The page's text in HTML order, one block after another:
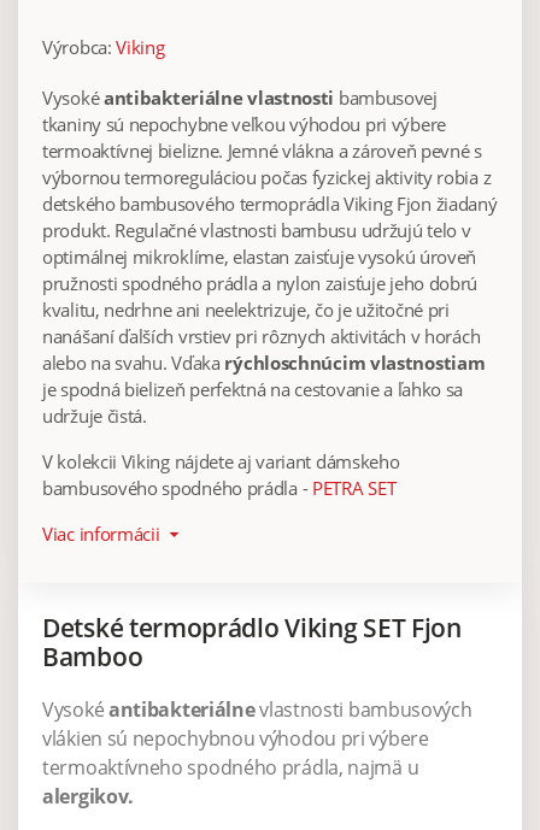
Výrobca:Viking
Vysokéantibakteriálne vlastnosti bambusovej
tkaniny sú nepochybne veľkou výhodou pri výbere
termoaktívnej bielizne. Jemné vlákna a zároveň pevné s
výbornou termoreguláciou počas fyzickej aktivity robia z
detského bambusového termoprádla Viking Fjon žiadaný
produkt. Regulačné vlastnosti bambusu udržujú telo v
optimálnej mikroklíme, elastan zaisťuje vysokú úroveň
pružnosti spodného prádla a nylon zaisťuje jeho dobrú
kvalitu, nedrhne ani neelektrizuje, čo je užitočné pri
nanášaní ďalších vrstiev pri rôznych aktivitách v horách
alebo na svahu. Vďaka rýchloschnúcim vlastnostiam
je spodná bielizeň perfektná na cestovanie a ľahko sa
udržuje čistá.
V kolekcii Viking nájdete aj variant dámskeho
bambusového spodného prádla - PETRA SET
Viac informácii arrow_drop_down
Detské termoprádlo Viking SET Fjon
Bamboo
Vysokéantibakteriálnevlastnosti bambusových
vlákien sú nepochybnou výhodou pri výbere
termoaktívneho spodného prádla, najmä u
alergikov.